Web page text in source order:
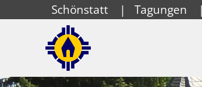
Schönstatt | Tagungen |